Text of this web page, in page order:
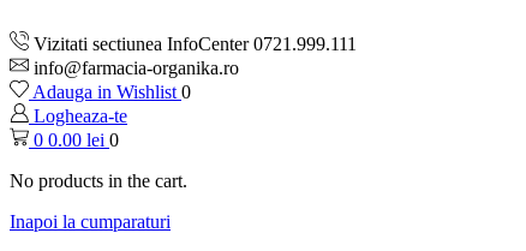
Vizitati sectiunea InfoCenter 0721.999.111
info@farmacia-organika.ro
Adauga in Wishlist 0
Logheaza-te
0 0.00 lei 0
No products in the cart.
Inapoi la cumparaturi